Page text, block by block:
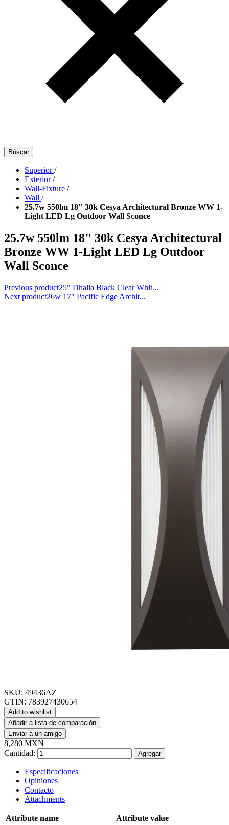
Búscar
Superior /
Exterior /
Wall-Fixture /
Wall /
25.7w 550lm 18" 30k Cesya Architectural Bronze WW 1-
Light LED Lg Outdoor Wall Sconce
25.7w 550lm 18" 30k Cesya Architectural
Bronze WW 1-Light LED Lg Outdoor
Wall Sconce
Previous product25" Dhalia Black Clear Whit...
Next product26w 17" Pacific Edge Archit...
SKU: 49436AZ
GTIN: 783927430654
Add to wishlist
Añadir a lista de comparación
Enviar a un amigo
8,280 MXN
Cantidad:
Agregar
Especificaciones
Opiniones
Contacto
Attachments
Attribute name
Attribute value